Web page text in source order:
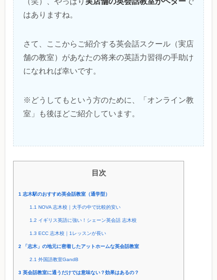
はありますね。
さて、ここからご紹介する英会話スクール（実店
舗の教室）があなたの将来の英語力習得の手助け
になれれば幸いです。
※どうしてもという方のために、「オンライン教
室」も後ほどご紹介しています。
目次
1 志木駅のおすすめ英会話教室（通学型）
1.1 NOVA 志木校｜大手の中で比較的安い
1.2 イギリス英語に強い！シェーン英会話 志木校
1.3 ECC 志木校｜1レッスンが長い
2 「志木」の地元に密着したアットホームな英会話教室
2.1 外国語教室GandB
3 英会話教室に通うだけでは意味ない？効果はあるの？